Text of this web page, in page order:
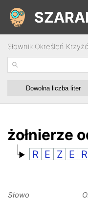
Słownik Określeń
żołnierze
R E Z E R
Słowo